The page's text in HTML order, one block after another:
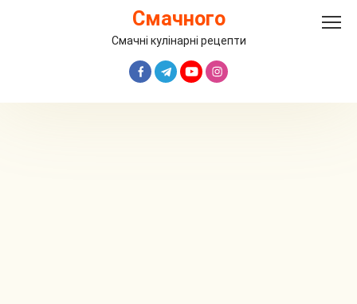
Смачного
Смачні кулінарні рецепти